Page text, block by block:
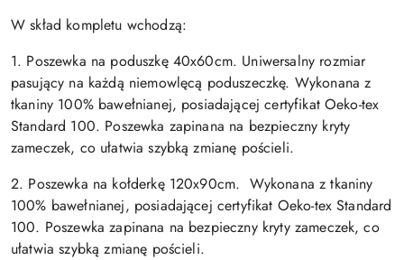
W skład kompletu wchodzą:
1. Poszewka na poduszkę 40x60cm. Uniwersalny rozmiar
pasujący na każdą niemowlęcą poduszeczkę. Wykonana z
tkaniny 100% bawełnianej, posiadającej certyfikat Oeko-tex
Standard 100. Poszewka zapinana na bezpieczny kryty
zameczek, co ułatwia szybką zmianę pościeli.
2. Poszewka na kołderkę 120x90cm. Wykonana z tkaniny
100% bawełnianej, posiadającej certyfikat Oeko-tex Standard
100. Poszewka zapinana na bezpieczny kryty zameczek, co
ułatwia szybką zmianę pościeli.